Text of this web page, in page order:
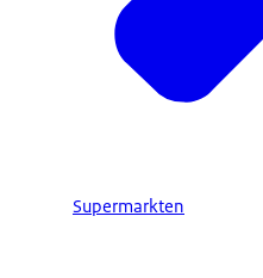
Supermarkten